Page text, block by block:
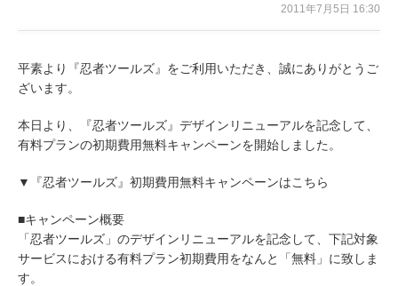
2011年7月5日 16:30
平素より『忍者ツールズ』をご利用いただき、誠にありがとうご
ざいます。
本日より、『忍者ツールズ』デザインリニューアルを記念して、
有料プランの初期費用無料キャンペーンを開始しました。
▼『忍者ツールズ』初期費用無料キャンペーンはこちら
■キャンペーン概要
「忍者ツールズ」のデザインリニューアルを記念して、下記対象
サービスにおける有料プラン初期費用をなんと「無料」に致しま
す。